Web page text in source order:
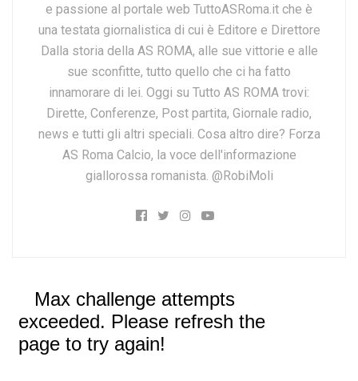
e passione al portale web TuttoASRoma.it che è
una testata giornalistica di cui è Editore e Direttore
Dalla storia della AS ROMA, alle sue vittorie e alle
sue sconfitte, tutto quello che ci ha fatto
innamorare di lei. Oggi su Tutto AS ROMA trovi:
Dirette, Conferenze, Post partita, Giornale radio,
news e tutti gli altri speciali. Cosa altro dire? Forza
AS Roma Calcio, la voce dell'informazione
giallorossa romanista. @RobiMoli